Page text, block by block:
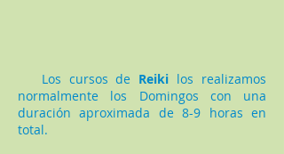
Los cursos de Reiki los realizamos
normalmente los Domingos con una
duración aproximada de 8-9 horas en
total.